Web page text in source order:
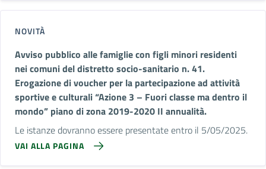
NOVITÀ
Avviso pubblico alle famiglie con figli minori residenti
nei comuni del distretto socio-sanitario n. 41.
Erogazione di voucher per la partecipazione ad attività
sportive e culturali “Azione 3 – Fuori classe ma dentro il
mondo” piano di zona 2019-2020 II annualità.
Le istanze dovranno essere presentate entro il 5/05/2025.
VAI ALLA PAGINA